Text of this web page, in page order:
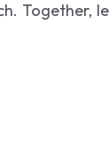
Together,